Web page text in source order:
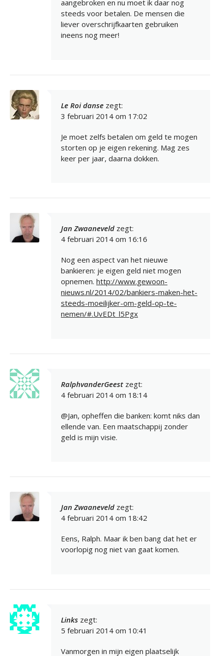
aangebroken en nu moet ik daar nog
steeds voor betalen. De mensen die
liever overschrijfkaarten gebruiken
ineens nog meer!
Le Roi danse zegt:
3 februari 2014 om 17:02
Je moet zelfs betalen om geld te mogen
storten op je eigen rekening. Mag zes
keer per jaar, daarna dokken.
Jan Zwaaneveld zegt:
4 februari 2014 om 16:16
Nog een aspect van het nieuwe
bankieren: je eigen geld niet mogen
opnemen. http://www.gewoon-
nieuws.nl/2014/02/bankiers-maken-het-
steeds-moeilijker-om-geld-op-te-
nemen/#.UvEDt_l5Pgx
RalphvanderGeest zegt:
4 februari 2014 om 18:14
@Jan, opheffen die banken: komt niks dan
ellende van. Een maatschappij zonder
geld is mijn visie.
Jan Zwaaneveld zegt:
4 februari 2014 om 18:42
Eens, Ralph. Maar ik ben bang dat het er
voorlopig nog niet van gaat komen.
Links zegt:
5 februari 2014 om 10:41
Vanmorgen in mijn eigen plaatselijk